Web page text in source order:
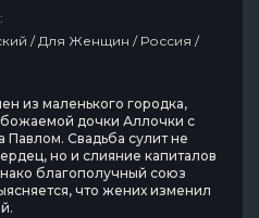
/ Для Женщин / Россия /
из маленького городка,
дочки Аллочки с
Свадьба сулит не
но и слияние капиталов
благополучный союз
что жених изменил